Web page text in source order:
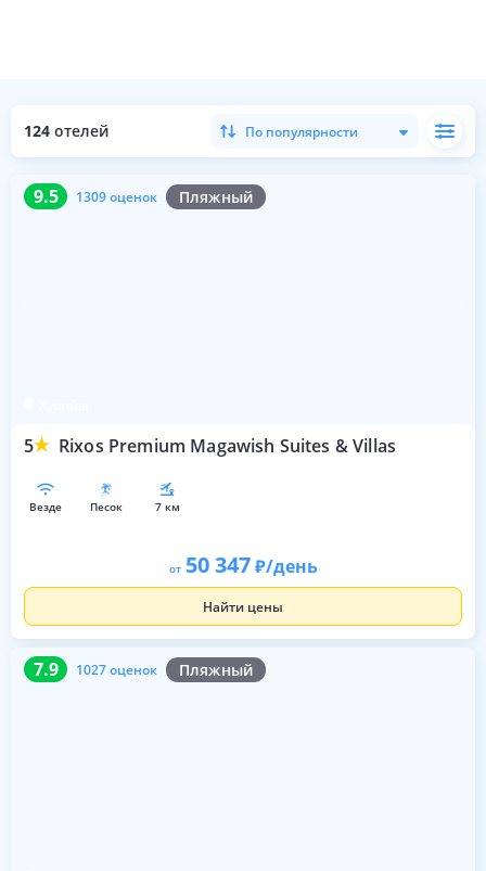
124 отелей По популярности
9.5 1309 оценок Пляжный
5 Rixos Premium Magawish Suites & Villas
9.5 1309 оценок
везде песок 7 км
от 50 347 /день
Найти цены
7.9 1027 оценок Пляжный
7.9 1027 оценок